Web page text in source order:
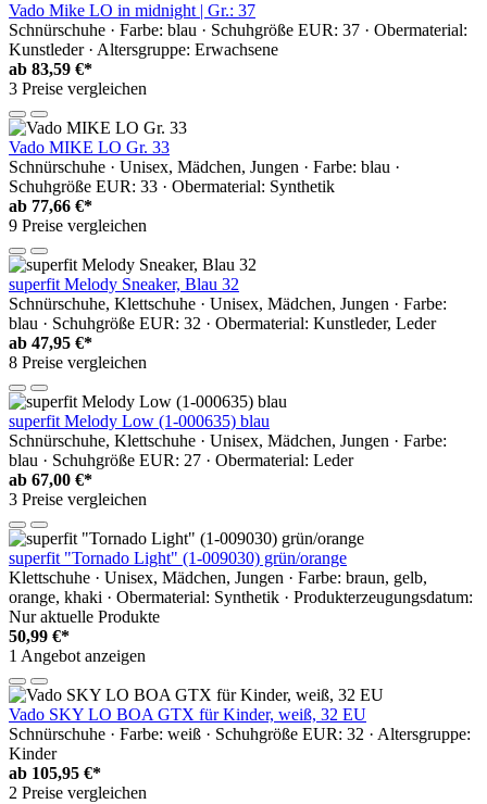
Vado Mike LO in midnight | Gr.: 37
Schnürschuhe · Farbe: blau · Schuhgröße EUR: 37 · Obermaterial:
Kunstleder · Altersgruppe: Erwachsene
ab 83,59 €*
3 Preise vergleichen
Vado MIKE LO Gr. 33
Schnürschuhe · Unisex, Mädchen, Jungen · Farbe: blau ·
Schuhgröße EUR: 33 · Obermaterial: Synthetik
ab 77,66 €*
9 Preise vergleichen
superfit Melody Sneaker, Blau 32
Schnürschuhe, Klettschuhe · Unisex, Mädchen, Jungen · Farbe:
blau · Schuhgröße EUR: 32 · Obermaterial: Kunstleder, Leder
ab 47,95 €*
8 Preise vergleichen
superfit Melody Low (1-000635) blau
Schnürschuhe, Klettschuhe · Unisex, Mädchen, Jungen · Farbe:
blau · Schuhgröße EUR: 27 · Obermaterial: Leder
ab 67,00 €*
3 Preise vergleichen
superfit "Tornado Light" (1-009030) grün/orange
Klettschuhe · Unisex, Mädchen, Jungen · Farbe: braun, gelb,
orange, khaki · Obermaterial: Synthetik · Produkterzeugungsdatum:
Nur aktuelle Produkte
50,99 €*
1 Angebot anzeigen
Vado SKY LO BOA GTX für Kinder, weiß, 32 EU
Schnürschuhe · Farbe: weiß · Schuhgröße EUR: 32 · Altersgruppe:
Kinder
ab 105,95 €*
2 Preise vergleichen